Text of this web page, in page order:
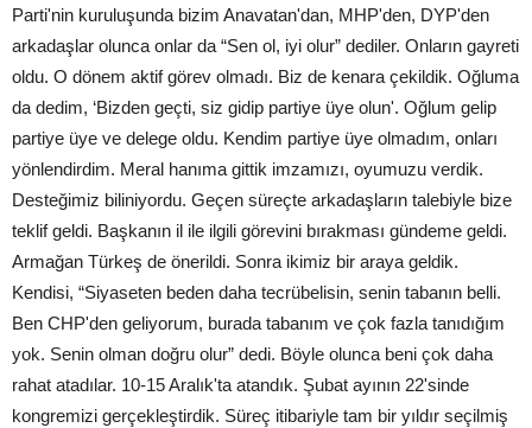
Parti'nin kuruluşunda bizim Anavatan'dan, MHP'den, DYP'den
arkadaşlar olunca onlar da “Sen ol, iyi olur” dediler. Onların gayreti
oldu. O dönem aktif görev olmadı. Biz de kenara çekildik. Oğluma
da dedim, ‘Bizden geçti, siz gidip partiye üye olun'. Oğlum gelip
partiye üye ve delege oldu. Kendim partiye üye olmadım, onları
yönlendirdim. Meral hanıma gittik imzamızı, oyumuzu verdik.
Desteğimiz biliniyordu. Geçen süreçte arkadaşların talebiyle bize
teklif geldi. Başkanın il ile ilgili görevini bırakması gündeme geldi.
Armağan Türkeş de önerildi. Sonra ikimiz bir araya geldik.
Kendisi, “Siyaseten beden daha tecrübelisin, senin tabanın belli.
Ben CHP'den geliyorum, burada tabanım ve çok fazla tanıdığım
yok. Senin olman doğru olur” dedi. Böyle olunca beni çok daha
rahat atadılar. 10-15 Aralık'ta atandık. Şubat ayının 22'sinde
kongremizi gerçekleştirdik. Süreç itibariyle tam bir yıldır seçilmiş